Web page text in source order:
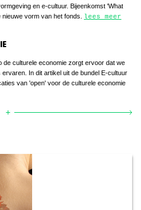
en e-cultuur. Bijeenkomst 'What
vorm van het fonds. lees meer
culturele economie zorgt ervoor dat we
In dit artikel uit de bundel E-cultuur
van 'open' voor de culturele economie